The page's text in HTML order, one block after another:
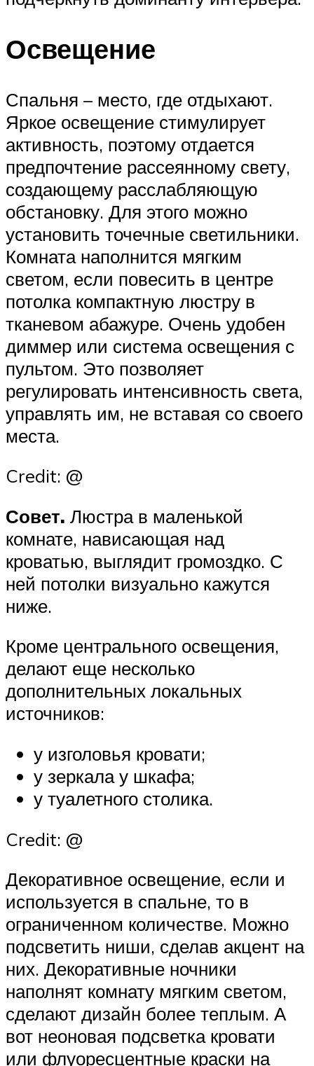
Освещение
Спальня – место, где отдыхают.
Яркое освещение стимулирует
активность, поэтому отдается
предпочтение рассеянному свету,
создающему расслабляющую
обстановку. Для этого можно
установить точечные светильники.
Комната наполнится мягким
светом, если повесить в центре
потолка компактную люстру в
тканевом абажуре. Очень удобен
диммер или система освещения с
пультом. Это позволяет
регулировать интенсивность света,
управлять им, не вставая со своего
места.
Credit: @
Совет. Люстра в маленькой
комнате, нависающая над
кроватью, выглядит громоздко. С
ней потолки визуально кажутся
ниже.
Кроме центрального освещения,
делают еще несколько
дополнительных локальных
источников:
у изголовья кровати;
у зеркала у шкафа;
у туалетного столика.
Credit: @
Декоративное освещение, если и
используется в спальне, то в
ограниченном количестве. Можно
подсветить ниши, сделав акцент на
них. Декоративные ночники
наполнят комнату мягким светом,
сделают дизайн более теплым. А
вот неоновая подсветка кровати
или флуоресцентные краски на